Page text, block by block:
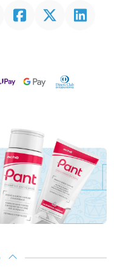
FacebookTwitter Linkedin
Google PayDiners Club